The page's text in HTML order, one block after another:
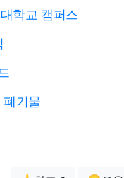
학교 캠퍼스
기물